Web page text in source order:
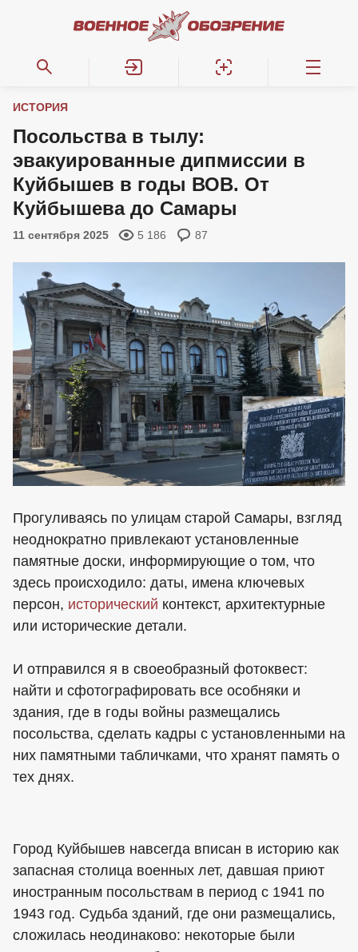
ИСТОРИЯ
Посольства в тылу:
эвакуированные дипмиссии в
Куйбышев в годы ВОВ. От
Куйбышева до Самары
11 сентября 2025 5 186 87
Прогуливаясь по улицам старой Самары, взгляд
неоднократно привлекают установленные
памятные доски, информирующие о том, что
здесь происходило: даты, имена ключевых
персон, исторический контекст, архитектурные
или исторические детали.
И отправился я в своеобразный фотоквест:
найти и сфотографировать все особняки и
здания, где в годы войны размещались
посольства, сделать кадры с установленными на
них памятными табличками, что хранят память о
тех днях.
Город Куйбышев навсегда вписан в историю как
запасная столица военных лет, давшая приют
иностранным посольствам в период с 1941 по
1943 год. Судьба зданий, где они размещались,
сложилась неодинаково: некоторые были